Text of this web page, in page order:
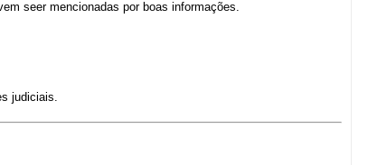
seer mencionadas por boas informações.
judiciais.